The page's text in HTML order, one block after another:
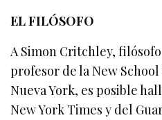
EL FILÓSOFO
A Simon Critchley,
profesor de la New
Nueva York, es posible
New York Times y del